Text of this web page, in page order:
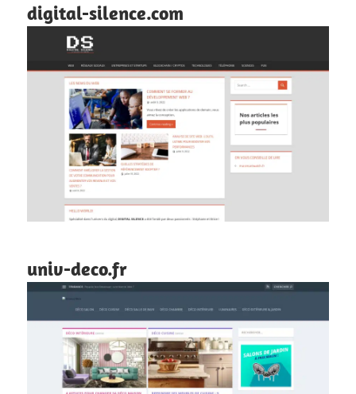
digital-silence.com
univ-deco.fr